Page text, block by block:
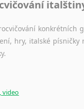
hry, italské
video